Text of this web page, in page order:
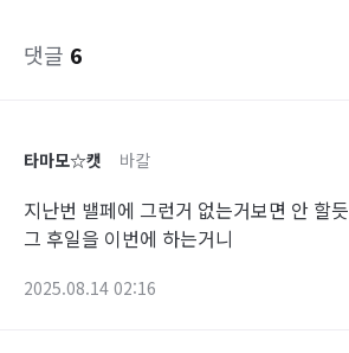
댓글 6
타마모☆캣 바칼
지난번 밸페에 그런거 없는거보면 안 할듯
그 후일을 이번에 하는거니
2025.08.14 02:16